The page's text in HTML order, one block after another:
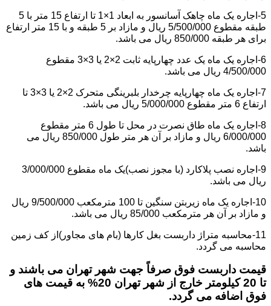
5-اجاره یک ماه چاهک آسانسور به ابعاد 1×1 تا ارتفاع 15 متر با 5
طبقه مقطوع 5/500/000 ریال و مازاد بر 5 طبقه و با 15 متر ارتفاع
برای هر طبقه 850/000 ریال می باشد.
6-اجاره یک ماه یک عدد چهارپایه ثابت 2×2 یا 3×3 مقطوع
4/500/000 ریال می باشد.
7-اجاره یک ماه چهارپایه چرخدار بلبرینگی متحرک 2×2 یا 3×3 تا
ارتفاع 6 متر مقطوع 5/000/000 ریال می باشد.
8-اجاره یک ماه طاق نصرت در محل تا طول 6 متر مقطوع
6/000/000 ریال و مازاد بر آن هر متر طول 850/000 ریال می
باشد.
9-اجاره نصب پلاکارد (با مجوز نصب)یک ماه مقطوع 3/000/000
ریال می باشد.
10-اجاره یک ماه زیربتن سنگین تا 100 مترمکعب 9/500/000 ریال
و مازاد بر آن هر مترمکعب 85/000 ریال می باشد.
11-محاسبه متراژ داربست بغل کارها (بام های مجاور)از کف زمین
محاسبه می گردد.
قیمت داربست فوق صرفاً جهت شهر تهران می باشند و
تا 20 کیلومتر خارج از شهر تهران 20% به قیمت های
فوق اضافه می گردد.